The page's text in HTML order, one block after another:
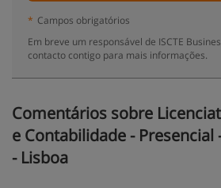
* Campos obrigatórios
Em breve um responsável de ISCTE
contacto contigo para mais informações.
Comentários sobre
e Contabilidade - Presencial
- Lisboa